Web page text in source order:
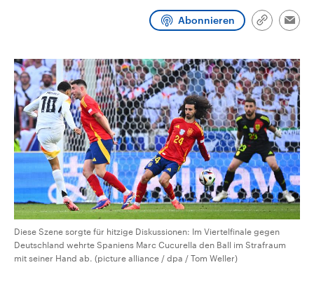
und Kandidaten der anstehenden Abonnieren
Link
Diese Szene sorgte für hitzige Diskussionen: Im Viertelfinale gegen
Deutschland wehrte Spaniens Marc Cucurella den Ball im Strafraum
mit seiner Hand ab. (picture alliance / dpa / Tom Weller)